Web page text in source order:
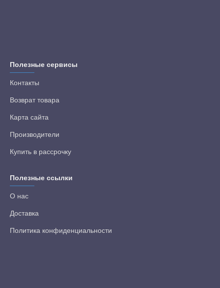
Полезные сервисы
Контакты
Возврат товара
Карта сайта
Производители
Купить в рассрочку
Полезные ссылки
О нас
Доставка
Политика конфиденциальности